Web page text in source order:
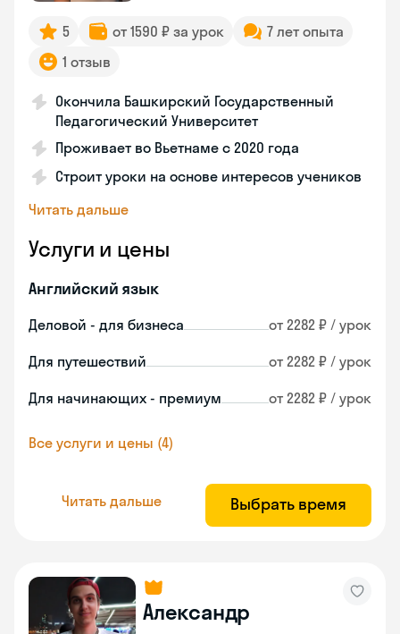
5 от 1590 ₽ за урок
7 лет опыта
1 отзыв
Окончила Башкирский Государственный
Педагогический Университет
Проживает во Вьетнаме с 2020 года
Строит уроки на основе интересов учеников
Читать дальше
Услуги и цены
Английский язык
Деловой - для бизнеса от 2282 ₽ / урок
Для путешествий от 2282 ₽ / урок
Для начинающих - премиум от 2282 ₽ / урок
Все услуги и цены (4)
Читать дальше Выбрать время
Александр